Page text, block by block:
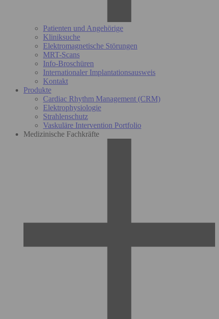
Patienten und Angehörige
Kliniksuche
Elektromagnetische Störungen
MRT-Scans
Info-Broschüren
Internationaler Implantationsausweis
Kontakt
Produkte
Cardiac Rhythm Management (CRM)
Elektrophysiologie
Strahlenschutz
Vaskuläre Intervention Portfolio
Medizinische Fachkräfte